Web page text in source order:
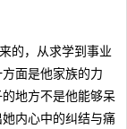
的，从求学到事业
面是他家族的力
地方不是他能够呆
内心中的纠结与痛